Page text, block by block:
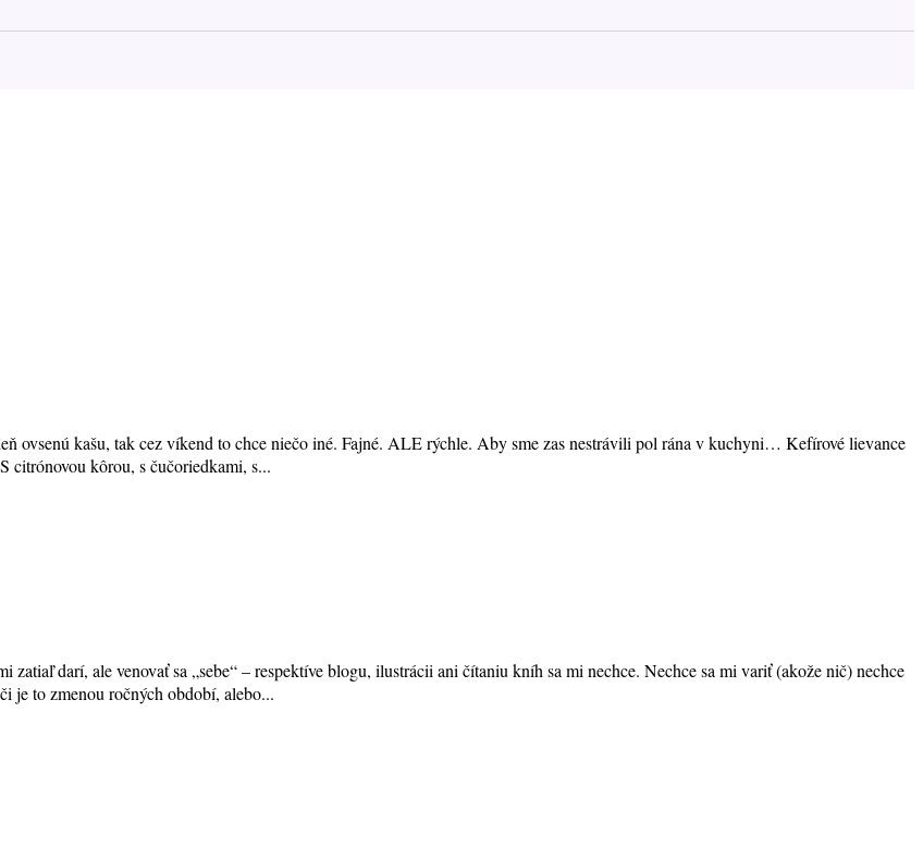
ovsenú kašu, tak cez víkend to chce niečo iné. Fajné. ALE rýchle. Aby sme zas nestrávili pol rána v kuchyni… Kefírové lievance
citrónovou kôrou, s čučoriedkami, s...
darí, ale venovať sa „sebe“ – respektíve blogu, ilustrácii ani čítaniu kníh sa mi nechce. Nechce sa mi variť (akože nič) nechce
je to zmenou ročných období, alebo...